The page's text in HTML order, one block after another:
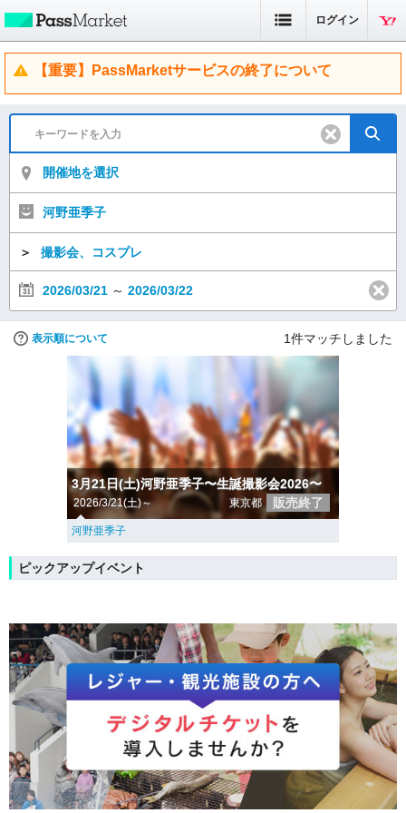
ログイン
【重要】PassMarketサービスの終了について
開催地を選択
河野亜季子
＞ 撮影会、コスプレ
2026/03/21 ～ 2026/03/22
表示順について 1件マッチしました
3月21日(土)河野亜季子〜生誕撮影会2026〜
2026/3/21(土)～ 東京都 販売終了
河野亜季子
ピックアップイベント